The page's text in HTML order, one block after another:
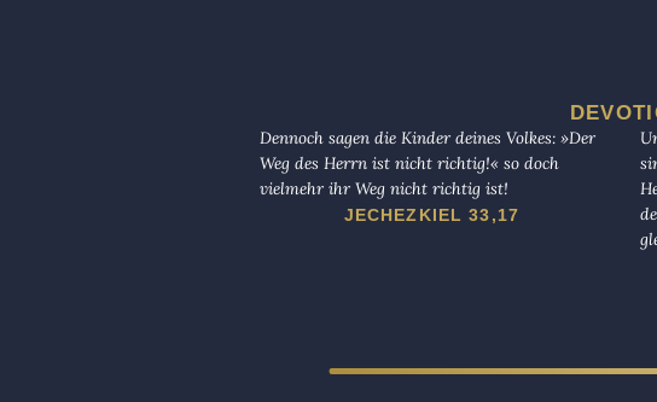
Dennoch sagen die Kinder deines Volkes: »Der
Weg des Herrn ist nicht richtig!« so doch
vielmehr ihr Weg nicht richtig ist!
JECHEZKIEL 33,17